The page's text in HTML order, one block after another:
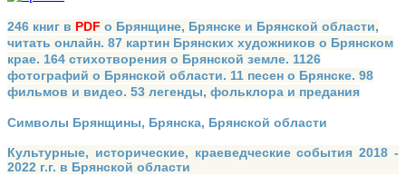
246 книг в PDF о Брянщине, Брянске и Брянской области,
читать онлайн. 87 картин Брянских художников о Брянском
крае. 164 стихотворения о Брянской земле. 1126
фотографий о Брянской области. 11 песен о Брянске. 98
фильмов и видео. 53 легенды, фольклора и предания
Символы Брянщины, Брянска, Брянской области
Культурные, исторические, краеведческие события 2018 -
2022 г.г. в Брянской области